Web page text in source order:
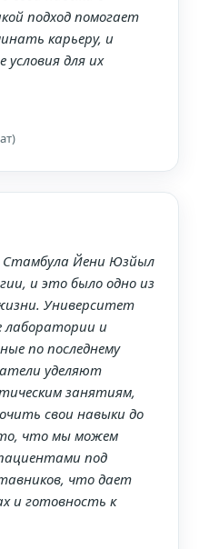
подход помогает
карьеру, и
условия для их
Йени Юзйыл
и это было одно из
Университет
лаборатории и
по последнему
уделяют
занятиям,
свои навыки до
что мы можем
под
что дает
и готовность к